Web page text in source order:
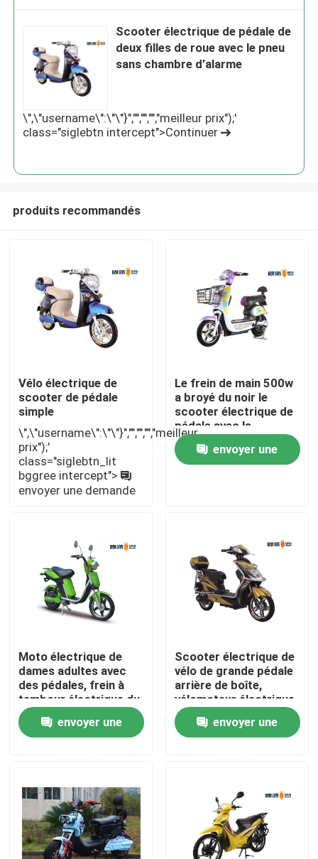
Maison
Produits
Visite d'usine
Contrôle de qualité
Contactez-nous
Demandez une citation
Scooteur électrique
Scooter électrique de mobilité
Scooter électrique de pédale de
deux filles de roue avec le pneu
sans chambre d'alarme
\",\"username\":\"\"}","","","","meilleur prix");'
class="siglebtn intercept">Continuer
produits recommandés
Vélo électrique de
scooter de pédale
simple
\",\"username\":\"\"}","","","","meilleur
prix");'
class="siglebtn_lit
bggree intercept">
envoyer une demande
Le frein de main 500w
a broyé du noir le
scooter électrique de
pédale avec le
tambour arrière avant
envoyer une
Moto électrique de
dames adultes avec
des pédales, frein à
tambour électrique du
scooter f R de
vélomoteur de filles
envoyer une
Scooter électrique de
vélo de grande pédale
arrière de boîte,
vélomoteur électrique
avec des pédales
envoyer une